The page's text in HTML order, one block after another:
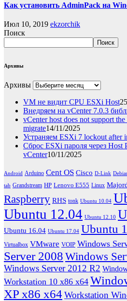
Как установить AdminPack на
Июл 10, 2019 ekzorchik
Поиск
Поиск
Архивы
Архивы
VM не видит CPU ESXi Host
Внедряем на vCenter 7.0.3
vCenter host does not support the
migrate14/11/2025
Устраняем ESXi 7 lockout after
Сброс ESXi пароля через Host
vCenter10/11/2025
Android Arduino Cent OS Cisco D-Link
tab Grandstream HP Lenovo E555 Linux
Raspberry RHS tonk Ubuntu 10.04
Ubuntu 12.04 Ubuntu 12.10
Ubuntu 16.04 Ubuntu 17.04 Ubuntu
Virtualbox VMware VOIP Windows
Server 2008 Windows
Windows Server 2012 R2
Workstation 10 x86 x64
XP x86 x64Workstation